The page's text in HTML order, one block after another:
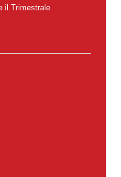
il Trimestrale